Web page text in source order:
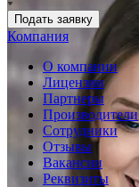
Подать заявку
Компания
О компании
Лицензии
Партнеры
Производители
Сотрудники
Отзывы
Вакансии
Реквизиты